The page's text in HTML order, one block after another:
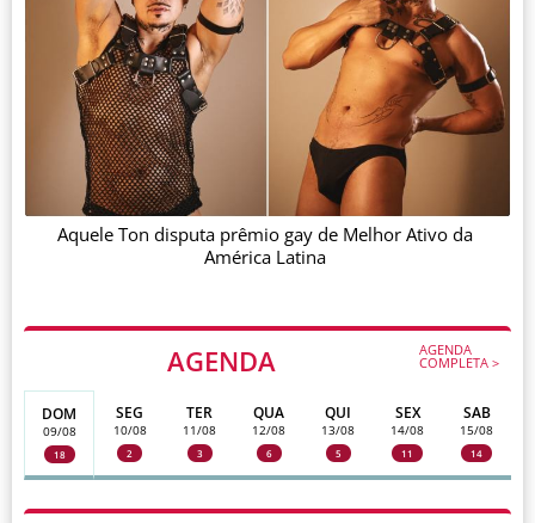
AGENDA AGENDA
COMPLETA >
DOM
09/08
18
SEG
10/08
2
TER
11/08
3
QUA
12/08
6
QUI
13/08
5
SEX
14/08
11
SAB
15/08
14
Aquele Ton disputa prêmio gay de Melhor Ativo da
América Latina